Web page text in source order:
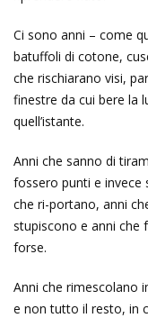
Ci sono anni – come
batuffoli di cotone,
che rischiarano visi,
finestre da cui bere la
quell’istante.
Anni che sanno di
fossero punti e invece
che ri-portano, anni
stupiscono e anni che
forse.
Anni che rimescolano
e non tutto il resto, in